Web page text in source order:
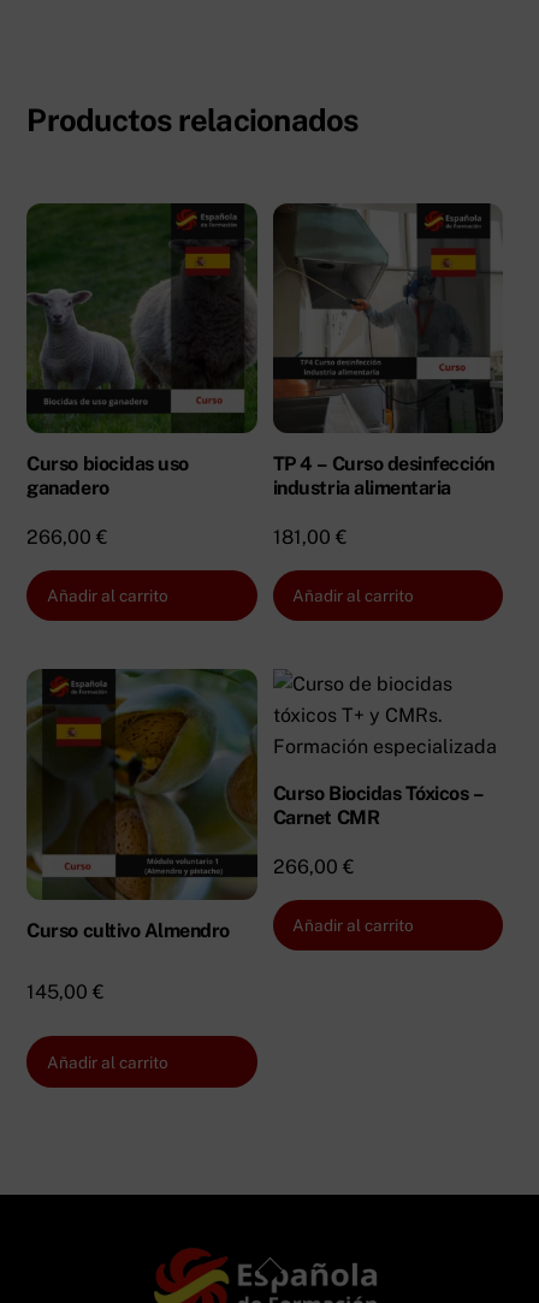
Productos relacionados
Curso biocidas uso
ganadero
266,00€
Añadir al carrito
TP 4 – Curso desinfección
industria alimentaria
181,00 €
Añadir al carrito
Curso cultivo Almendro
145,00€
Añadir al carrito
Curso Biocidas Tóxicos –
Carnet CMR
266,00 €
Añadir al carrito
Back
To